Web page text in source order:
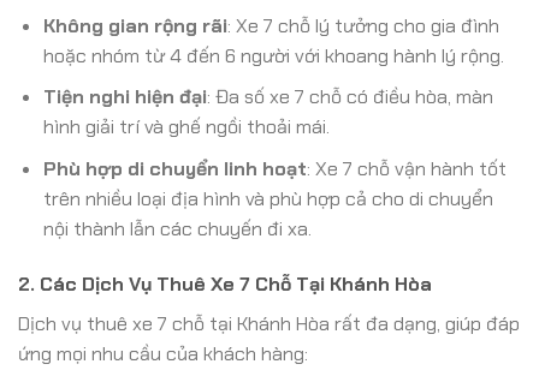
Không gian rộng rãi: Xe 7 chỗ lý tưởng cho gia đình
hoặc nhóm từ 4 đến 6 người với khoang hành lý rộng.
Tiện nghi hiện đại: Đa số xe 7 chỗ có điều hòa, màn
hình giải trí và ghế ngồi thoải mái.
Phù hợp di chuyển linh hoạt: Xe 7 chỗ vận hành tốt
trên nhiều loại địa hình và phù hợp cả cho di chuyển
nội thành lẫn các chuyến đi xa.
2. Các Dịch Vụ Thuê Xe 7 Chỗ Tại Khánh Hòa
Dịch vụ thuê xe 7 chỗ tại Khánh Hòa rất đa dạng, giúp đáp
ứng mọi nhu cầu của khách hàng: